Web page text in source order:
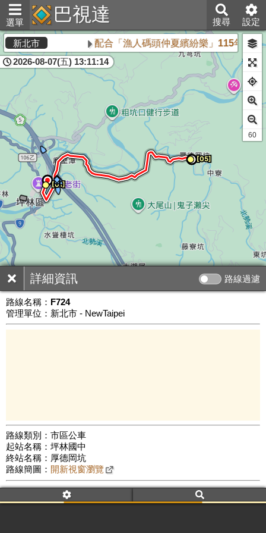
選單 巴視達 搜尋 設定
詳細資訊 路線過濾
路線名稱： F724
管理單位：新北市 - NewTaipei
路線類別：市區公車
起站名稱：坪林國中
終站名稱：厚德岡坑
路線簡圖： 開新視窗瀏覽
附屬名稱：F724
首班時間：平日(--:--)、假日(09:00)
新北市 配合「漁人碼頭仲夏繽紛樂」115年8月
2026-08-07(五) 13:11:14
公車數量: 累計7452、上線6305
61